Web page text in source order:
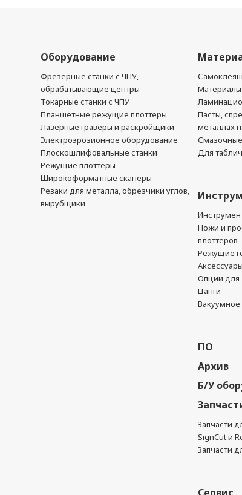
Оборудование
Фрезерные станки с ЧПУ,
обрабатывающие центры
Токарные станки с ЧПУ
Планшетные режущие плоттеры
Лазерные гравёры и раскройщики
Электроэрозионное оборудование
Плоскошлифовальные станки
Режущие плоттеры
Широкоформатные сканеры
Резаки для металла, обрезчики углов,
вырубщики
Пасты,
металлах
Для
Ножи и
плоттеров
Режущие
Опции для
Цанги
ПО
Архив
Б/У
Запчасти
SignCut и
Запчасти